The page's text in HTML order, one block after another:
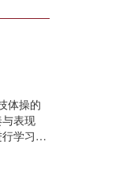
体操的
表现
学习，